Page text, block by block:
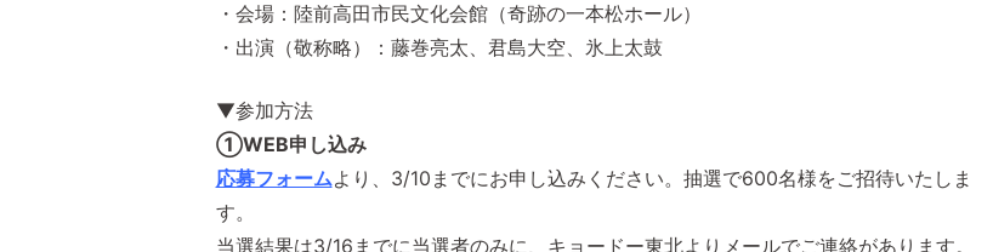
・会場：陸前高田市民文化会館（奇跡の一本松ホール）
・出演（敬称略）：藤巻亮太、君島大空、氷上太鼓
▼参加方法
①WEB申し込み
応募フォームより、3/10までにお申し込みください。抽選で600名様をご招待いたしま
す。
当選結果は3/16までに当選者のみに、キョードー東北よりメールでご連絡があります。